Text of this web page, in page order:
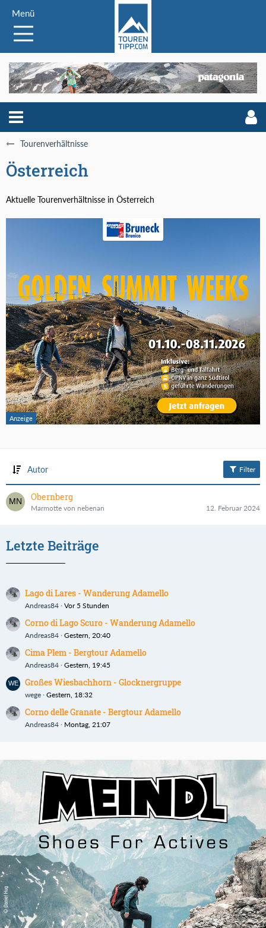
Menü
Tourenverhältnisse
Österreich
Aktuelle Tourenverhältnisse in Österreich
Autor Filter
Obernberg
Marmotte von nebenan 12. Februar 2024
Letzte Beiträge
Lago di Lares - Wanderung Adamello
Andreas84 Vor 5 Stunden
Corno di Lago Scuro - Wanderung Adamello
Andreas84 Gestern, 20:40
Cima Plem - Bergtour Adamello
Andreas84 Gestern, 19:45
Großes Wiesbachhorn - Glocknergruppe
wege Gestern, 18:32
Corno delle Granate - Bergtour Adamello
Andreas84 Montag, 21:07